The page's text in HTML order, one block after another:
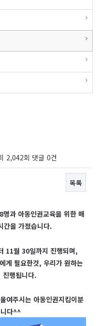
2,042회 댓글 0건
목록
과 아동인권교육을 위한 매
간을 가졌습니다.
11월 30일까지 진행되며,
게 필요한것, 우리가 원하는
진행됩니다.
여주시는 아동인권지킴이분
다^^